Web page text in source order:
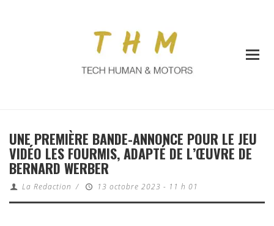
UNE PREMIÈRE BANDE-ANNONCE POUR LE JEU
VIDÉO LES FOURMIS, ADAPTÉ DE L’ŒUVRE DE
BERNARD WERBER
La Redaction / 13 octobre 2023 - 11 h 01